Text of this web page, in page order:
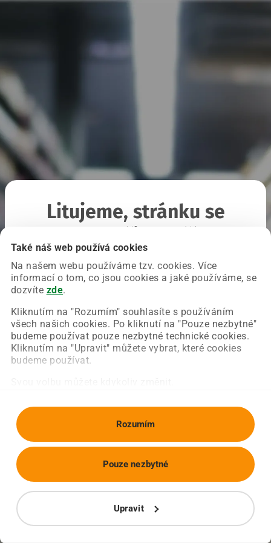
Také náš web používá cookies
Na našem webu používáme tzv. cookies. Více
informací o tom, co jsou cookies a jaké používáme, se
dozvíte zde.
Kliknutím na "Rozumím" souhlasíte s používáním
všech našich cookies. Po kliknutí na "Pouze nezbytné"
budeme používat pouze nezbytné technické cookies.
Kliknutím na "Upravit" můžete vybrat, které cookies
budeme používat.
Rozumím
Upravit
Pouze nezbytné
Litujeme, stránku se
Chyba nastala na naší straně a už ji opravujeme.
Zkuste prosím znovu načíst požadovanou stránku.
Obnovit stránku Úvodní strana